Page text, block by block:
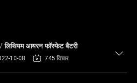
लिथियम आयरन फॉस्फेट बैटरी
10-08 745 विचार